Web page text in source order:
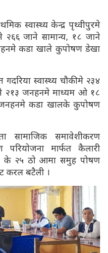
स्वास्थ्य केन्द्र पृथ्वीपुरमे
जाने सामान्य, १८ जाने
कडा खाले कुपोषण डेखा
स्वास्थ्य चौकीमे २३४
२१३ जनहनमे माध्यम ओ १८
कडा खालके कुपोषण
सामाजिक समावेशीकरण
मार्फत कैलारी
के २५ ठो आमा समुह पोषण
करल बटैली ।